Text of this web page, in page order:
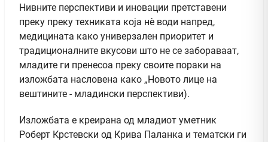
Нивните перспективи и иновации претставени
преку преку техниката која нѐ води напред,
медицината како универзален приоритет и
традиционалните вкусови што не се забораваат,
младите ги пренесоа преку своите пораки на
изложбата насловена како „Новото лице на
вештините - младински перспективи).
Изложбата е креирана од младиот уметник
Роберт Крстевски од Крива Паланка и тематски ги